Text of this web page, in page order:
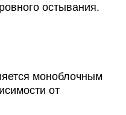
остывания.
моноблочным
от